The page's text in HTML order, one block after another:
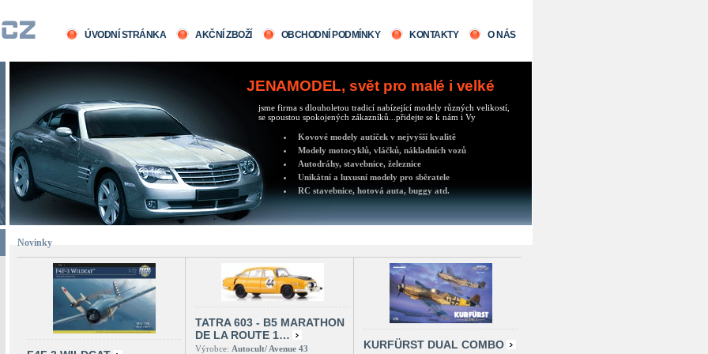
ÚVODNÍ STRÁNKA AKČNÍ ZBOŽÍ OBCHODNÍ PODMÍNKY KONTAKTY O NÁS
JENAMODEL, svět pro malé i velké
jsme firma s dlouholetou tradicí nabízející modely různých velikostí,
se spoustou spokojených zákazníků...přidejte se k nám i Vy
Kovové modely autíček v nejvyšší kvalitě
Modely motocyklů, vláčků, nákladních vozů
Autodráhy, stavebnice, železnice
Unikátní a luxusní modely pro sběratele
RC stavebnice, hotová auta, buggy atd.
Novinky
TATRA 603 - B5 MARATHON
DE LA ROUTE 1…
Výrobce: Autocult/ Avenue 43 KURFÜRST DUAL COMBO